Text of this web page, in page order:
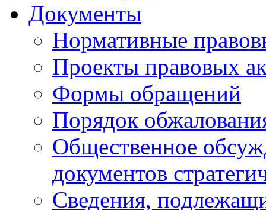
Документы
Нормативные
Проекты правовых
Формы обращений
Порядок
Общественное
документов
Сведения,